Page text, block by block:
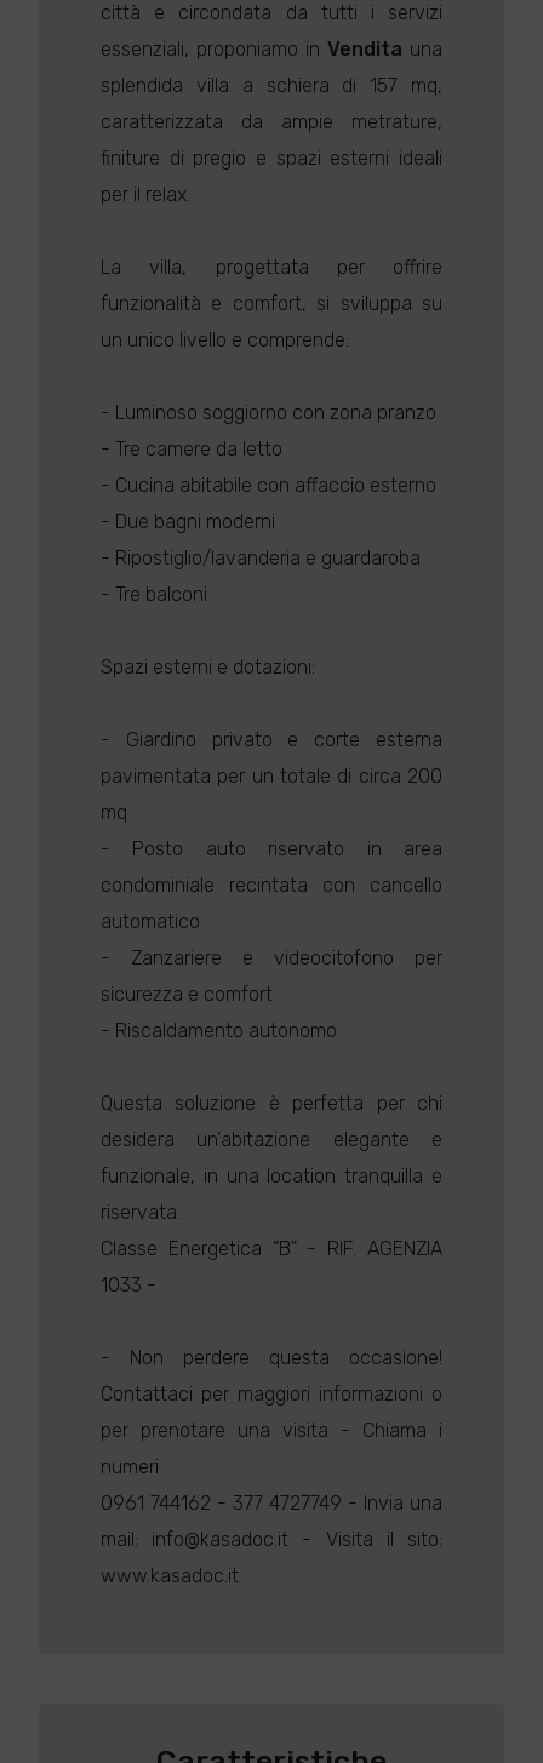
città e circondata da tutti i servizi
essenziali, proponiamo in Vendita una
splendida villa a schiera di 157 mq,
caratterizzata da ampie metrature,
finiture di pregio e spazi esterni ideali
per il relax.
La villa, progettata per offrire
funzionalità e comfort, si sviluppa su
un unico livello e comprende:
- Luminoso soggiorno con zona pranzo
- Tre camere da letto
- Cucina abitabile con affaccio esterno
- Due bagni moderni
- Ripostiglio/lavanderia e guardaroba
- Tre balconi
Spazi esterni e dotazioni:
- Giardino privato e corte esterna
pavimentata per un totale di circa 200
mq
- Posto auto riservato in area
condominiale recintata con cancello
automatico
- Zanzariere e videocitofono per
sicurezza e comfort
- Riscaldamento autonomo
Questa soluzione è perfetta per chi
desidera un'abitazione elegante e
funzionale, in una location tranquilla e
riservata.
Classe Energetica "B" - RIF. AGENZIA
1033 -
- Non perdere questa occasione!
Contattaci per maggiori informazioni o
per prenotare una visita - Chiama i
numeri
0961 744162 - 377 4727749 - Invia una
mail: info@kasadoc.it - Visita il sito:
www.kasadoc.it